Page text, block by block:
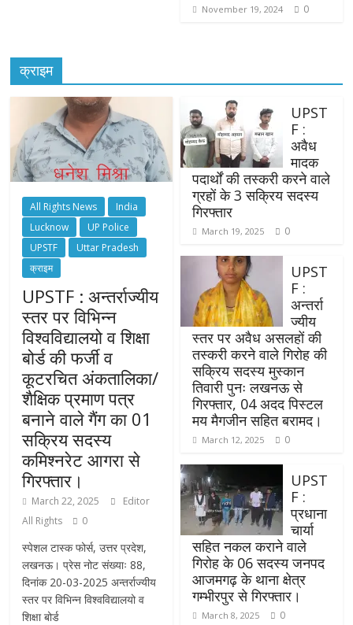
November 19, 2024 0
क्राइम
All Rights News
India
Lucknow
UP Police
UPSTF
Uttar Pradesh
क्राइम
UPSTF : अन्तर्राज्यीय
स्तर पर विभिन्न
विश्वविद्यालयो व शिक्षा
बोर्ड की फर्जी व
कूटरचित अंकतालिका/
शैक्षिक प्रमाण पत्र
बनाने वाले गैंग का 01
सक्रिय सदस्य
कमिश्नरेट आगरा से
गिरफ्तार।
March 22, 2025
Editor
All Rights
0
स्पेशल टास्क फोर्स, उत्तर प्रदेश,
लखनऊ। प्रेस नोट संख्याः 88,
दिनांक 20-03-2025 अन्तर्राज्यीय
स्तर पर विभिन्न विश्वविद्यालयो व
शिक्षा बोर्ड
UPST
F :
अवैध
मादक
पदार्थों की तस्करी करने वाले
ग्रहों के 3 सक्रिय सदस्य
गिरफ्तार
March 19, 2025 0
UPST
F :
अन्तर्रा
ज्यीय
स्तर पर अवैध असलहों की
तस्करी करने वाले गिरोह की
सक्रिय सदस्य मुस्कान
तिवारी पुनः लखनऊ से
गिरफ्तार, 04 अदद पिस्टल
मय मैगजीन सहित बरामद।
March 12, 2025 0
UPST
F :
प्रधाना
चार्या
सहित नकल कराने वाले
गिरोह के 06 सदस्य जनपद
आजमगढ़ के थाना क्षेत्र
गम्भीरपुर से गिरफ्तार।
March 8, 2025 0